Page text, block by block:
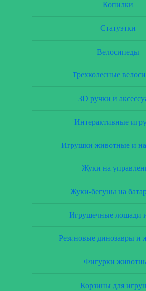
Копилки
Статуэтки
Велосипеды
Трехколесные
3D ручки и
Интерактивные
Игрушки животные и
Жуки на
Жуки-бегуны на
Игрушечные лошади
Резиновые динозавры и
Фигурки
Корзины для